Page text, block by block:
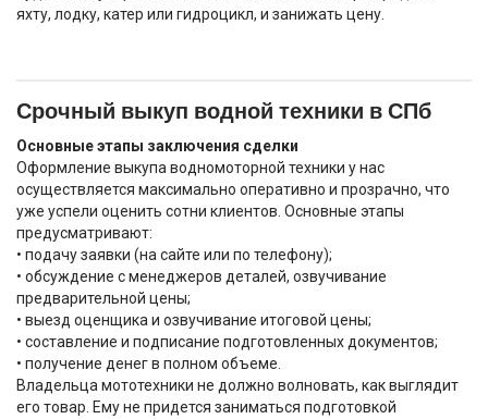
яхту, лодку, катер или гидроцикл, и занижать цену.
Срочный выкуп водной техники в СПб
Основные этапы заключения сделки
Оформление выкупа водномоторной техники у нас
осуществляется максимально оперативно и прозрачно, что
уже успели оценить сотни клиентов. Основные этапы
предусматривают:
• подачу заявки (на сайте или по телефону);
• обсуждение с менеджеров деталей, озвучивание
предварительной цены;
• выезд оценщика и озвучивание итоговой цены;
• составление и подписание подготовленных документов;
• получение денег в полном объеме.
Владельца мототехники не должно волновать, как выглядит
его товар. Ему не придется заниматься подготовкой